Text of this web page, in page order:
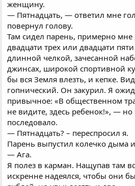
женщину.
— Пятнадцать, — ответил мне
повернул голову.
Там сидел парень, примерно мне
двадцати трех или двадцати
длинной челкой, зачесанной
джинсах, широкой спортивной
бы вся Земля влезть, и кепке.
гопнический. Он закурил. Я
привычное: «В общественном
не видите, здесь ребенок!», —
последовало.
— Пятнадцать? – переспросил я.
Парень выпустил колечко дыма
— Ага.
Я полез в карман. Нащупав там
искренне надеялся, чтобы они